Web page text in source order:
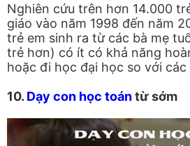
Nghiên cứu trên hơn 14.000
giáo vào năm 1998 đến năm
trẻ em sinh ra từ các bà mẹ
trẻ hơn) có ít có khả năng
hoặc đi học đại học so với
10. Dạy con học toántừ sớm